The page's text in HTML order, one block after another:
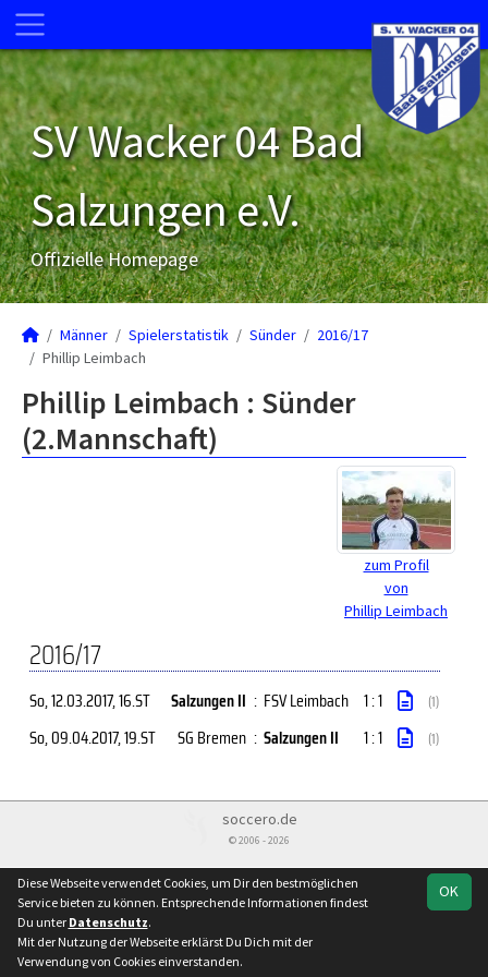
SV Wacker 04 Bad
Salzungen e.V.
Offizielle Homepage
Männer Spielerstatistik Sünder
2016/17
Phillip Leimbach
Phillip Leimbach : Sünder
(2.Mannschaft)
zum Profil
von
Phillip Leimbach
2016/17
So, 12.03.2017, 16.ST Salzungen II : FSV Leimbach 1 : 1 (1)
So, 09.04.2017, 19.ST SG Bremen : Salzungen II 1 : 1 (1)
soccero.de
© 2006 - 2026
Besucherstatistik Kontakt Impressum
Geburtstage
Datenschutz
OK
Diese Webseite verwendet Cookies, um Dir den bestmöglichen
Service bieten zu können. Entsprechende Informationen findest
Du unter Datenschutz.
Mit der Nutzung der Webseite erklärst Du Dich mit der
Verwendung von Cookies einverstanden.